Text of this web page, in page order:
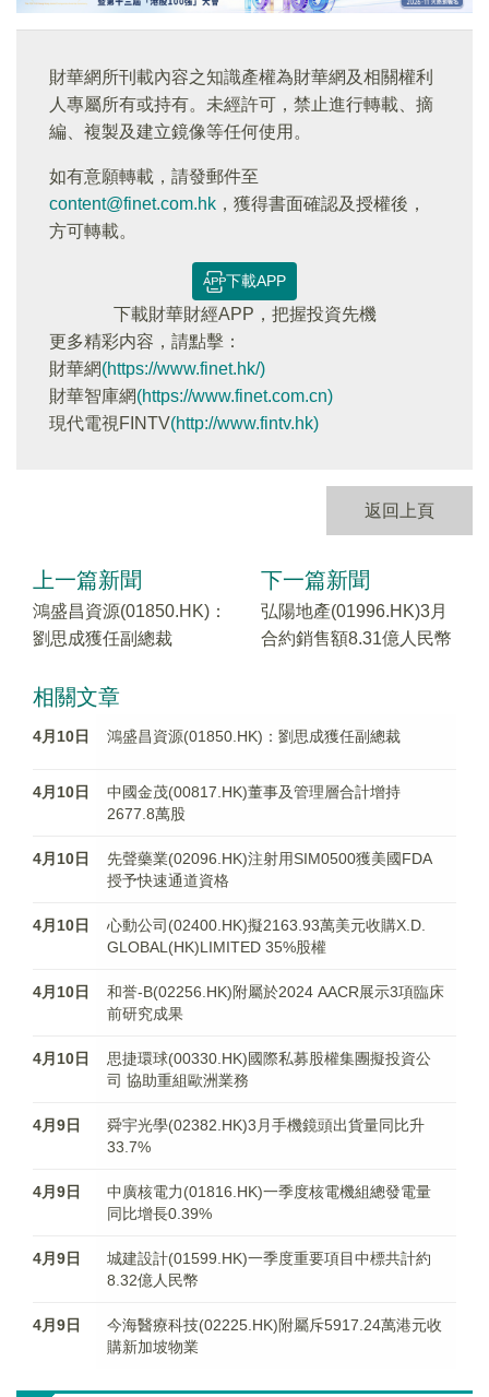
財華網所刊載內容之知識產權為財華網及相關權利
人專屬所有或持有。未經許可，禁止進行轉載、摘
編、複製及建立鏡像等任何使用。
如有意願轉載，請發郵件至
content@finet.com.hk ，獲得書面確認及授權後，
方可轉載。
下載APP
下載財華財經APP，把握投資先機
更多精彩内容，請點擊：
財華網(https://www.finet.hk/)
財華智庫網(https://www.finet.com.cn)
現代電視FINTV(http://www.fintv.hk)
返回上頁
上一篇新聞
鴻盛昌資源(01850.HK)：
劉思成獲任副總裁
下一篇新聞
弘陽地產(01996.HK)3月
合約銷售額8.31億人民幣
相關文章
4月10日 鴻盛昌資源(01850.HK)：劉思成獲任副總裁
4月10日
中國金茂(00817.HK)董事及管理層合計增持
2677.8萬股
4月10日
先聲藥業(02096.HK)注射用SIM0500獲美國FDA
授予快速通道資格
4月10日
心動公司(02400.HK)擬2163.93萬美元收購X.D.
GLOBAL(HK)LIMITED 35%股權
4月10日
和誉-B(02256.HK)附屬於2024 AACR展示3項臨床
前研究成果
4月10日
思捷環球(00330.HK)國際私募股權集團擬投資公
司 協助重組歐洲業務
4月9日
舜宇光學(02382.HK)3月手機鏡頭出貨量同比升
33.7%
4月9日
中廣核電力(01816.HK)一季度核電機組總發電量
同比增長0.39%
4月9日
城建設計(01599.HK)一季度重要項目中標共計約
8.32億人民幣
4月9日
今海醫療科技(02225.HK)附屬斥5917.24萬港元收
購新加坡物業